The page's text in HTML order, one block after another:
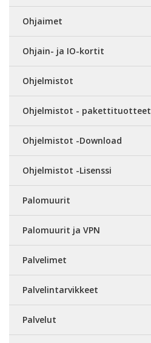
Ohjaimet
Ohjain- ja IO-kortit
Ohjelmistot
Ohjelmistot - pakettituotteet
Ohjelmistot -Download
Ohjelmistot -Lisenssi
Palomuurit
Palomuurit ja VPN
Palvelimet
Palvelintarvikkeet
Palvelut